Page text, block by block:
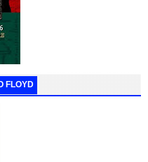
FLOYD